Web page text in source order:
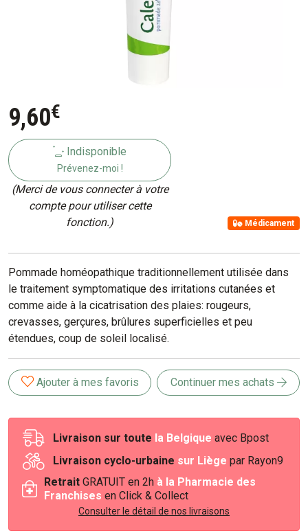
9,60€
Indisponible
Prévenez-moi !
(Merci de vous connecter à votre
compte pour utiliser cette
fonction.)
Médicament
Pommade homéopathique traditionnellement utilisée dans
le traitement symptomatique des irritations cutanées et
comme aide à la cicatrisation des plaies: rougeurs,
crevasses, gerçures, brûlures superficielles et peu
étendues, coup de soleil localisé.
Ajouter à mes favoris Continuer mes achats
Livraison sur toute la Belgique avec Bpost
Livraison cyclo-urbaine sur Liège par Rayon9
Retrait GRATUIT en 2h à la Pharmacie des
Franchises en Click & Collect
Consulter le détail de nos livraisons